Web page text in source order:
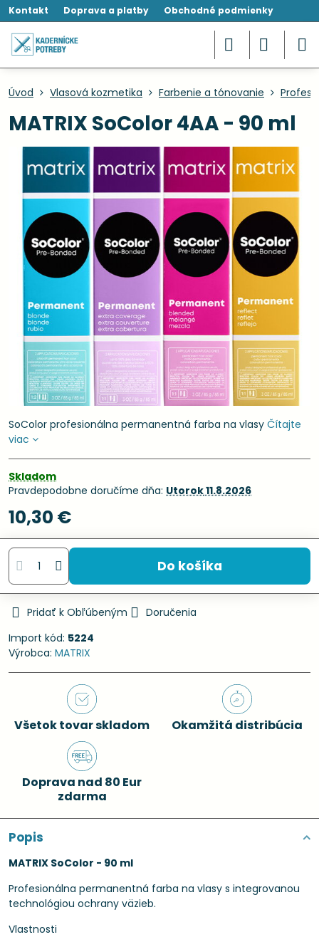
Kontakt Doprava a platby Obchodné podmienky
Úvod Vlasová kozmetika Farbenie a tónovanie
MATRIX SoColor 4AA - 90 ml
SoColor profesionálna permanentná farba na vlasy Čítajte
viac
Skladom
Pravdepodobne doručíme dňa: Utorok11.8.2026
10,30 €
Do košíka
Pridať k Obľúbeným
Doručenia
Import kód: 5224
Výrobca: MATRIX
Všetok tovar skladom Okamžitá distribúcia
Doprava nad 80 Eur
zdarma
Popis
MATRIX SoColor - 90 ml
Profesionálna permanentná farba na vlasy s integrovanou
technológiou ochrany väzieb.
Vlastnosti